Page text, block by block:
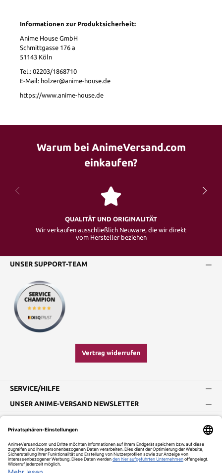
Informationen zur Produktsicherheit:
Anime House GmbH
Schmittgasse 176 a
51143 Köln
Tel.: 02203/1868710
E-Mail: holzer@anime-house.de
https://www.anime-house.de
Warum bei AnimeVersand.com
einkaufen?
QUALITÄT UND ORIGINALITÄT
Wir verkaufen ausschließlich Neuware, die wir direkt
vom Hersteller beziehen
UNSER SUPPORT-TEAM
Vertrag widerrufen
SERVICE/HILFE
UNSER ANIME-VERSAND NEWSLETTER
Impressum